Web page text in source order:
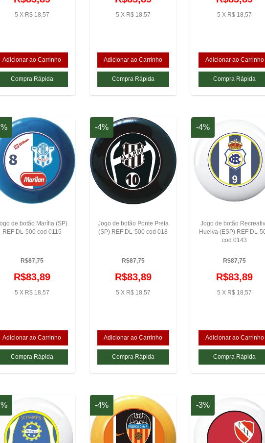
5 X R$ 18,57 5 X R$ 18,57 5 X R$ 18,57
de botão Marília (SP)
REF DL-500 cod 0115
R$87,75
R$83,89
5 X R$ 18,57
-4%
Jogo de botão Ponte Preta
(SP) REF DL-500 cod 018
R$87,75
R$83,89
5 X R$ 18,57
-4%
Jogo de botão
Huelva (ESP) REF DL-
cod 0143
R$87,75
R$83,89
5 X R$ 18,57
-4% -3%